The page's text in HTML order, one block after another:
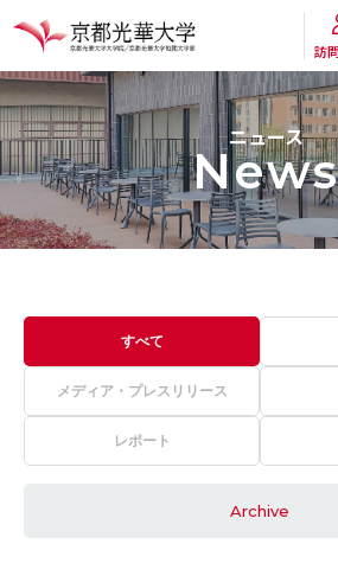
訪
ニュース
News
すべて
メディア・プレスリリース
レポート
Archive